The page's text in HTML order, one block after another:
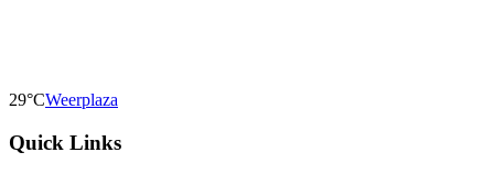
29°CWeerplaza
Quick Links